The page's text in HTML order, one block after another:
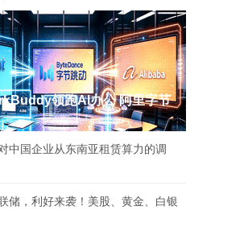
领跑AI办公 阿里字节
中国企业从东南亚租赁算力的调
储，利好来袭！美股、黄金、白银